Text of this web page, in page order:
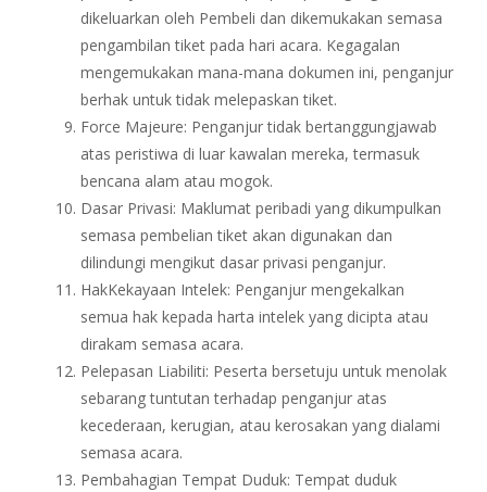
dikeluarkan oleh Pembeli dan dikemukakan semasa
pengambilan tiket pada hari acara. Kegagalan
mengemukakan mana-mana dokumen ini, penganjur
berhak untuk tidak melepaskan tiket.
Force Majeure: Penganjur tidak bertanggungjawab
atas peristiwa di luar kawalan mereka, termasuk
bencana alam atau mogok.
Dasar Privasi: Maklumat peribadi yang dikumpulkan
semasa pembelian tiket akan digunakan dan
dilindungi mengikut dasar privasi penganjur.
HakKekayaan Intelek: Penganjur mengekalkan
semua hak kepada harta intelek yang dicipta atau
dirakam semasa acara.
Pelepasan Liabiliti: Peserta bersetuju untuk menolak
sebarang tuntutan terhadap penganjur atas
kecederaan, kerugian, atau kerosakan yang dialami
semasa acara.
Pembahagian Tempat Duduk: Tempat duduk